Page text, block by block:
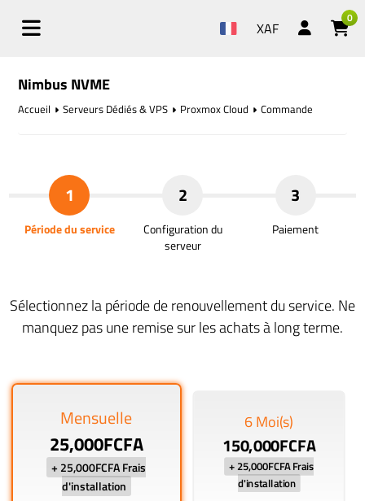
XAF
0
Nimbus NVME
Accueil Serveurs Dédiés & VPS Proxmox Cloud Commande
1
Période du service
2
Configuration du
serveur
3
Paiement
Sélectionnez la période de renouvellement du service. Ne
manquez pas une remise sur les achats à long terme.
Mensuelle
25,000FCFA
+ 25,000FCFA Frais
d'installation
6 Moi(s)
150,000FCFA
+ 25,000FCFA Frais
d'installation